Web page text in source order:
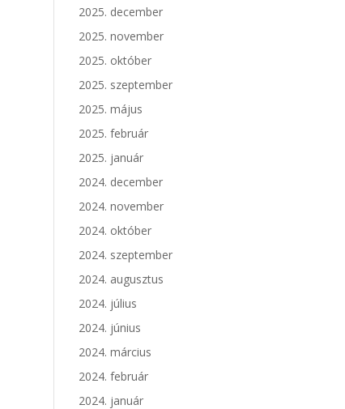
2025. december
2025. november
2025. október
2025. szeptember
2025. május
2025. február
2025. január
2024. december
2024. november
2024. október
2024. szeptember
2024. augusztus
2024. július
2024. június
2024. március
2024. február
2024. január